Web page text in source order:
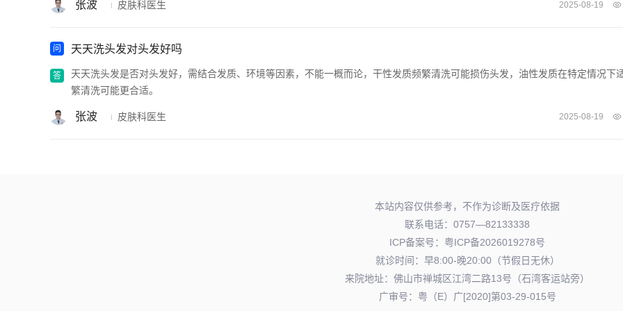
张波 皮肤科医生 2025-08-19
天天洗头发对头发好吗
天天洗头发是否对头发好，需结合发质、环境等因素，不能一概而论，干性发质频繁清洗可能损伤头发，油性发质在特定情况下
繁清洗可能更合适。
张波 皮肤科医生 2025-08-19
本站内容仅供参考，不作为诊断及医疗依据
联系电话：0757—82133338
ICP备案号： 粤ICP备2026019278号
就诊时间：早8:00-晚20:00（节假日无休）
来院地址：佛山市禅城区江湾二路13号（石湾客运站旁）
广审号：粤（E）广[2020]第03-29-015号